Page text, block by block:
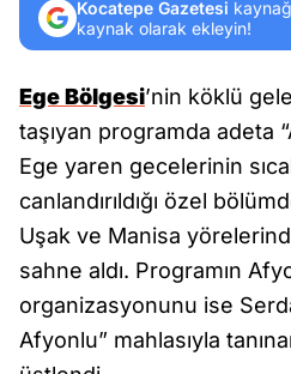
Kocatepe Gazetesi
kaynak olarak ekleyin!
Ege Bölgesi’nin köklü
taşıyan programda adeta
Ege yaren gecelerinin
canlandırıldığı özel
Uşak ve Manisa
sahne aldı. Programın
organizasyonunu ise
Afyonlu” mahlasıyla